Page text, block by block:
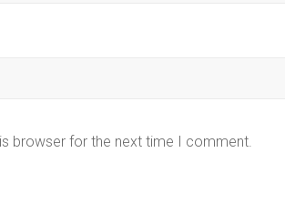
browser for the next time I comment.